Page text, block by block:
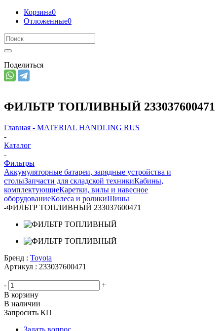
Корзина0
Отложенные0
Поделиться
Главная - MATERIAL HANDLING RUS
-
Каталог
-
Фильтры
Аккумуляторные батареи, зарядные устройства и
столыЗапчасти для складской техникиКабины,
комплектующиеКаретки, вилы и навесное
оборудованиеКолеса и роликиШины
Бренд :Toyota
-
В корзину
В наличии